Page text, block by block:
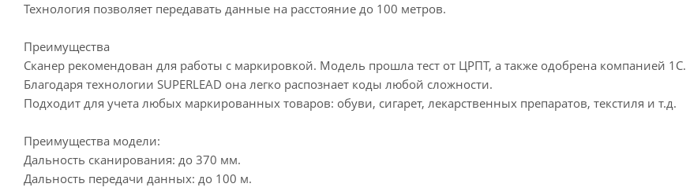
Технология позволяет передавать данные на расстояние до 100 метров.
Преимущества
Сканер рекомендован для работы с маркировкой. Модель прошла тест от ЦРПТ, а также одобрена компанией 1С.
Благодаря технологии SUPERLEAD она легко распознает коды любой сложности.
Подходит для учета любых маркированных товаров: обуви, сигарет, лекарственных препаратов, текстиля и т.д.
Преимущества модели:
Дальность сканирования: до 370 мм.
Дальность передачи данных: до 100 м.